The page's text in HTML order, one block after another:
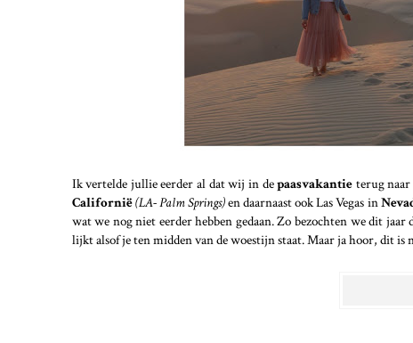
Ik vertelde jullie eerder al dat wij in depaasvakantie terug naar
Californië(LA- Palm Springs)en daarnaast ook Las Vegas in
wat we nog niet eerder hebben gedaan. Zo bezochten we dit jaar
lijkt alsof je ten midden van de woestijn staat. Maar ja hoor, dit is